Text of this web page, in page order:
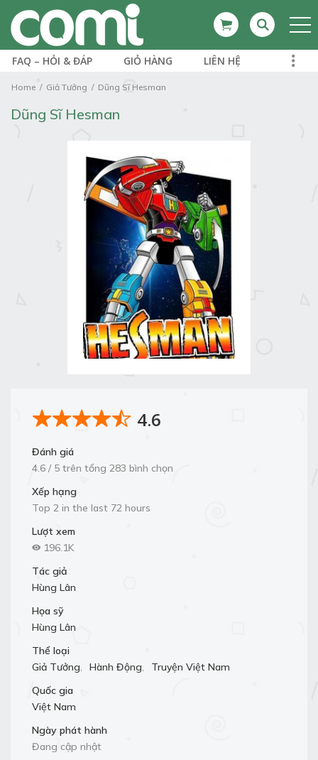
FAQ – HỎI & ĐÁP GIỎ HÀNG LIÊN HỆ
Home Giả Tưởng Dũng Sĩ Hesman
Dũng Sĩ Hesman
4.6
Đánh giá
4.6 / 5 trên tổng 283 bình chọn
Xếp hạng
Top 2 in the last 72 hours
Lượt xem
196.1K
Tác giả
Hùng Lân
Họa sỹ
Hùng Lân
Thể loại
Giả Tưởng, Hành Động,
Truyện Việt Nam
Quốc gia
Việt Nam
Ngày phát hành
Đang cập nhật